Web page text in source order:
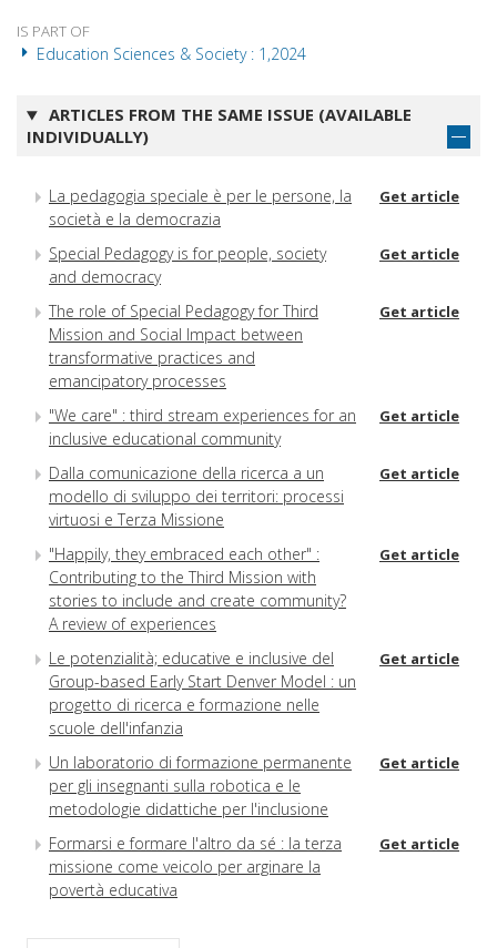
IS PART OF
Education Sciences & Society : 1,2024
ARTICLES FROM THE SAME ISSUE (AVAILABLE
INDIVIDUALLY)
La pedagogia speciale è per le persone, la
società e la democrazia
Get article
Special Pedagogy is for people, society
and democracy
Get article
The role of Special Pedagogy for Third
Mission and Social Impact between
transformative practices and
emancipatory processes
Get article
"We care" : third stream experiences for an
inclusive educational community
Get article
Dalla comunicazione della ricerca a un
modello di sviluppo dei territori: processi
virtuosi e Terza Missione
Get article
"Happily, they embraced each other" :
Contributing to the Third Mission with
stories to include and create community?
A review of experiences
Get article
Le potenzialità; educative e inclusive del
Group-based Early Start Denver Model : un
progetto di ricerca e formazione nelle
scuole dell'infanzia
Get article
Un laboratorio di formazione permanente
per gli insegnanti sulla robotica e le
metodologie didattiche per l'inclusione
Get article
Formarsi e formare l'altro da sé : la terza
missione come veicolo per arginare la
povertà educativa
Get article